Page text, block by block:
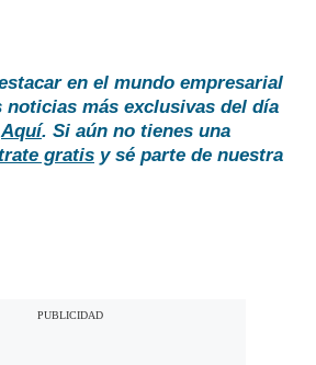
en el mundo empresarial
noticias más exclusivas del día
Aquí. Si aún no tienes una
gratis y sé parte de nuestra